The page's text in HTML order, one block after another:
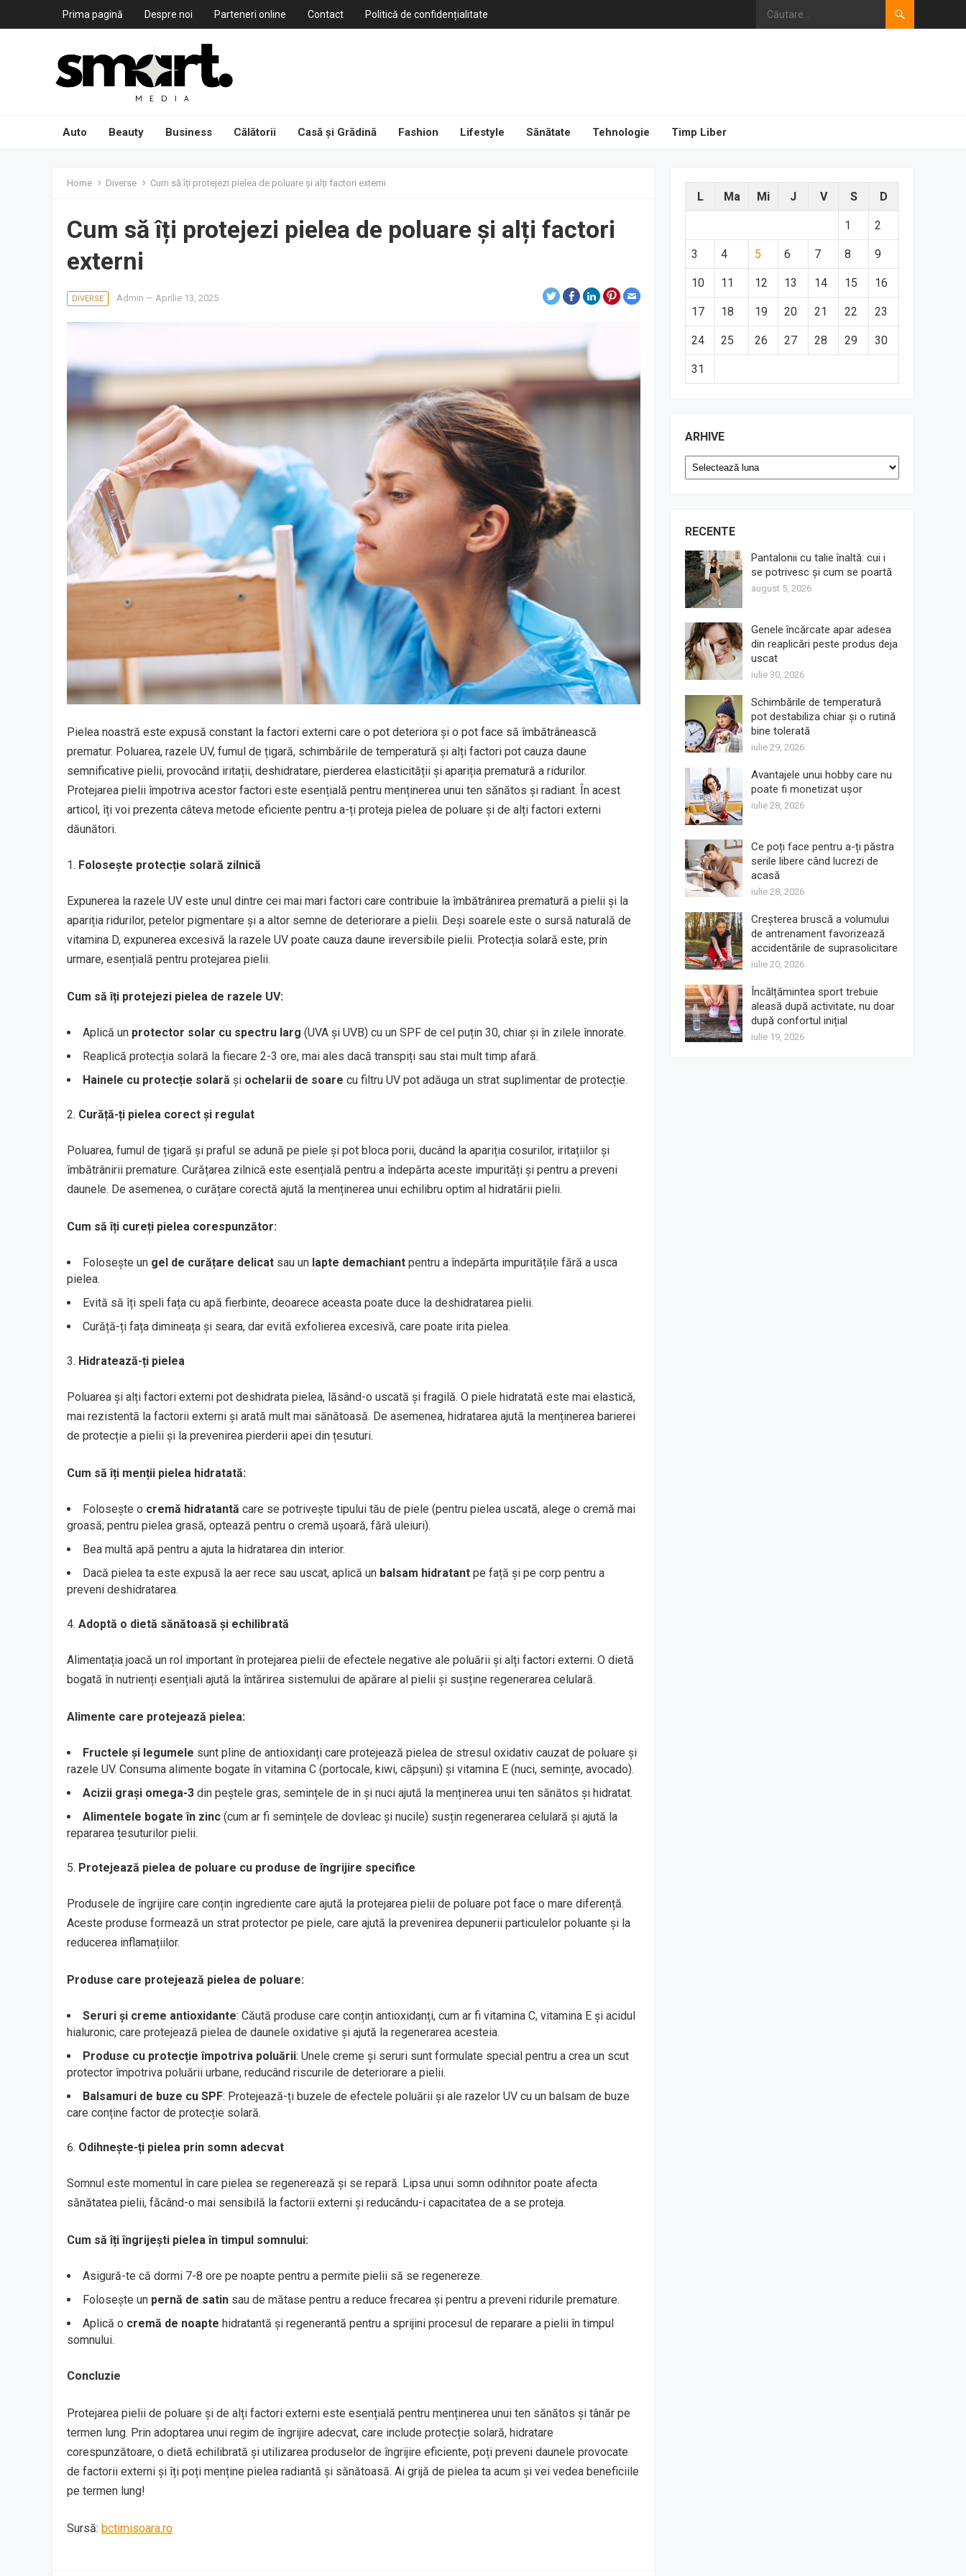
Prima pagină Despre noi Parteneri online Contact Politică de confidențialitate
Auto Beauty Business Călătorii Casă și Grădină Fashion Lifestyle Sănătate Tehnologie Timp Liber
Home Diverse Cum să îți protejezi pielea de poluare și alți factori externi
Cum să îți protejezi pielea de poluare și alți factori
externi
DIVERSE Admin — Aprilie 13, 2025
Pielea noastră este expusă constant la factori externi care o pot deteriora și o pot face să îmbătrânească
prematur. Poluarea, razele UV, fumul de țigară, schimbările de temperatură și alți factori pot cauza daune
semnificative pielii, provocând iritații, deshidratare, pierderea elasticității și apariția prematură a ridurilor.
Protejarea pielii împotriva acestor factori este esențială pentru menținerea unui ten sănătos și radiant. În acest
articol, îți voi prezenta câteva metode eficiente pentru a-ți proteja pielea de poluare și de alți factori externi
dăunători.
Folosește protecție solară zilnică
Expunerea la razele UV este unul dintre cei mai mari factori care contribuie la îmbătrânirea prematură a pielii și la
apariția ridurilor, petelor pigmentare și a altor semne de deteriorare a pielii. Deși soarele este o sursă naturală de
vitamina D, expunerea excesivă la razele UV poate cauza daune ireversibile pielii. Protecția solară este, prin
urmare, esențială pentru protejarea pielii.
Cum să îți protejezi pielea de razele UV:
Aplică un protector solar cu spectru larg (UVA și UVB) cu un SPF de cel puțin 30, chiar și în zilele înnorate.
Reaplică protecția solară la fiecare 2-3 ore, mai ales dacă transpiți sau stai mult timp afară.
Hainele cu protecție solară și ochelarii de soare cu filtru UV pot adăuga un strat suplimentar de protecție.
Curăță-ți pielea corect și regulat
Poluarea, fumul de țigară și praful se adună pe piele și pot bloca porii, ducând la apariția cosurilor, iritațiilor și
îmbătrânirii premature. Curățarea zilnică este esențială pentru a îndepărta aceste impurități și pentru a preveni
daunele. De asemenea, o curățare corectă ajută la menținerea unui echilibru optim al hidratării pielii.
Cum să îți cureți pielea corespunzător:
Folosește un gel de curățare delicat sau un lapte demachiant pentru a îndepărta impuritățile fără a usca
pielea.
Evită să îți speli fața cu apă fierbinte, deoarece aceasta poate duce la deshidratarea pielii.
Curăță-ți fața dimineața și seara, dar evită exfolierea excesivă, care poate irita pielea.
Hidratează-ți pielea
Poluarea și alți factori externi pot deshidrata pielea, lăsând-o uscată și fragilă. O piele hidratată este mai elastică,
mai rezistentă la factorii externi și arată mult mai sănătoasă. De asemenea, hidratarea ajută la menținerea barierei
de protecție a pielii și la prevenirea pierderii apei din țesuturi.
Cum să îți menții pielea hidratată:
Folosește o cremă hidratantă care se potrivește tipului tău de piele (pentru pielea uscată, alege o cremă mai
groasă; pentru pielea grasă, optează pentru o cremă ușoară, fără uleiuri).
Bea multă apă pentru a ajuta la hidratarea din interior.
Dacă pielea ta este expusă la aer rece sau uscat, aplică un balsam hidratant pe față și pe corp pentru a
preveni deshidratarea.
Adoptă o dietă sănătoasă și echilibrată
Alimentația joacă un rol important în protejarea pielii de efectele negative ale poluării și alți factori externi. O dietă
bogată în nutrienți esențiali ajută la întărirea sistemului de apărare al pielii și susține regenerarea celulară.
Alimente care protejează pielea:
Fructele și legumele sunt pline de antioxidanți care protejează pielea de stresul oxidativ cauzat de poluare și
razele UV. Consuma alimente bogate în vitamina C (portocale, kiwi, căpșuni) și vitamina E (nuci, semințe, avocado).
Acizii grași omega-3 din peștele gras, semințele de in și nuci ajută la menținerea unui ten sănătos și hidratat.
Alimentele bogate în zinc (cum ar fi semințele de dovleac și nucile) susțin regenerarea celulară și ajută la
repararea țesuturilor pielii.
Protejează pielea de poluare cu produse de îngrijire specifice
Produsele de îngrijire care conțin ingrediente care ajută la protejarea pielii de poluare pot face o mare diferență.
Aceste produse formează un strat protector pe piele, care ajută la prevenirea depunerii particulelor poluante și la
reducerea inflamațiilor.
Produse care protejează pielea de poluare:
Seruri și creme antioxidante: Căută produse care conțin antioxidanți, cum ar fi vitamina C, vitamina E și acidul
hialuronic, care protejează pielea de daunele oxidative și ajută la regenerarea acesteia.
Produse cu protecție împotriva poluării: Unele creme și seruri sunt formulate special pentru a crea un scut
protector împotriva poluării urbane, reducând riscurile de deteriorare a pielii.
Balsamuri de buze cu SPF: Protejează-ți buzele de efectele poluării și ale razelor UV cu un balsam de buze
care conține factor de protecție solară.
Odihnește-ți pielea prin somn adecvat
Somnul este momentul în care pielea se regenerează și se repară. Lipsa unui somn odihnitor poate afecta
sănătatea pielii, făcând-o mai sensibilă la factorii externi și reducându-i capacitatea de a se proteja.
Cum să îți îngrijești pielea în timpul somnului:
Asigură-te că dormi 7-8 ore pe noapte pentru a permite pielii să se regenereze.
Folosește un pernă de satin sau de mătase pentru a reduce frecarea și pentru a preveni ridurile premature.
Aplică o cremă de noapte hidratantă și regenerantă pentru a sprijini procesul de reparare a pielii în timpul
somnului.
Concluzie
Protejarea pielii de poluare și de alți factori externi este esențială pentru menținerea unui ten sănătos și tânăr pe
termen lung. Prin adoptarea unui regim de îngrijire adecvat, care include protecție solară, hidratare
corespunzătoare, o dietă echilibrată și utilizarea produselor de îngrijire eficiente, poți preveni daunele provocate
de factorii externi și îți poți menține pielea radiantă și sănătoasă. Ai grijă de pielea ta acum și vei vedea beneficiile
pe termen lung!
Sursă: bctimisoara.ro
L Ma Mi J V S D
1 2
3 4 5 6 7 8 9
10 11 12 13 14 15 16
17 18 19 20 21 22 23
24 25 26 27 28 29 30
31
ARHIVE
Arhive
RECENTE
Pantalonii cu talie înaltă: cui i
se potrivesc și cum se poartă
august 5, 2026
Genele încărcate apar adesea
din reaplicări peste produs deja
uscat
iulie 30, 2026
Schimbările de temperatură
pot destabiliza chiar și o rutină
bine tolerată
iulie 29, 2026
Avantajele unui hobby care nu
poate fi monetizat ușor
iulie 28, 2026
Ce poți face pentru a-ți păstra
serile libere când lucrezi de
acasă
iulie 28, 2026
Creșterea bruscă a volumului
de antrenament favorizează
accidentările de suprasolicitare
iulie 20, 2026
Încălțămintea sport trebuie
aleasă după activitate, nu doar
după confortul inițial
iulie 19, 2026